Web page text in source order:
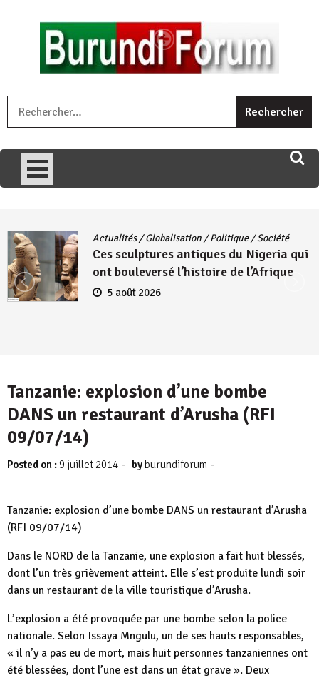
umariye umuryango wawe canke igihugu cakwibarutse .Wewe
uri ngaha ndagusigiye iki kibazo : Uriko ukora iki kugira ngo
Actualités/Globalisation /Politique/Société
Ces sculptures antiques du Nigeria qui
ont bouleversé l’histoire de l’Afrique
5 août 2026
Tanzanie: explosion d’une bombe
DANS un restaurant d’Arusha (RFI
09/07/14)
Posted on :9 juillet 2014 - by burundiforum -
Tanzanie: explosion d’une bombe DANS un restaurant d’Arusha
(RFI 09/07/14)
Dans le NORD de la Tanzanie, une explosion a fait huit blessés,
dont l’un très grièvement atteint. Elle s’est produite lundi soir
dans un restaurant de la ville touristique d’Arusha.
L’explosion a été provoquée par une bombe selon la police
nationale. Selon Issaya Mngulu, un de ses hauts responsables,
« il n’y a pas eu de mort, mais huit personnes tanzaniennes ont
été blessées, dont l’une est dans un état grave ». Deux